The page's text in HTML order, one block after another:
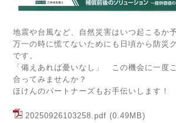
地震や台風など、自然災害はいつ起こるか
万一の時に慌てないためにも日頃から防災
です。
「備えあれば憂いなし」 この機会に一度
合ってみませんか？
ほけんのパートナーズもお手伝いします！
20250926103258.pdf (0.49MB)